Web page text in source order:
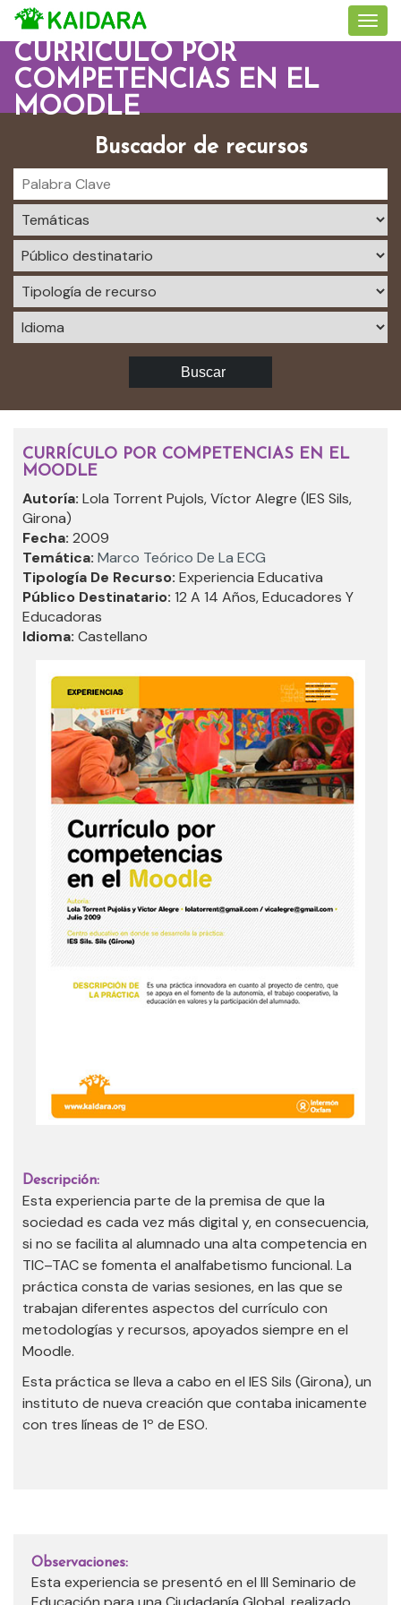
CURRÍCULO POR
COMPETENCIAS EN EL
MOODLE
Buscador de recursos
Buscar
CURRÍCULO POR COMPETENCIAS EN EL
MOODLE
Autoría: Lola Torrent Pujols, Víctor Alegre (IES Sils,
Girona)
Fecha: 2009
Temática: Marco Teórico De La ECG
Tipología De Recurso: Experiencia Educativa
Público Destinatario: 12 A 14 Años, Educadores Y
Educadoras
Idioma: Castellano
Descripción:
Esta experiencia parte de la premisa de que la
sociedad es cada vez más digital y, en consecuencia,
si no se facilita al alumnado una alta competencia en
TIC–TAC se fomenta el analfabetismo funcional. La
práctica consta de varias sesiones, en las que se
trabajan diferentes aspectos del currículo con
metodologías y recursos, apoyados siempre en el
Moodle.
Esta práctica se lleva a cabo en el IES Sils (Girona), un
instituto de nueva creación que contaba inicamente
con tres líneas de 1º de ESO.
Observaciones:
Esta experiencia se presentó en el III Seminario de